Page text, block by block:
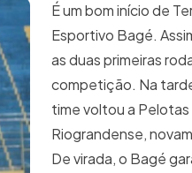
É um bom início de
Esportivo Bagé.
as duas primeiras
competição. Na
time voltou a
Riograndense,
De virada, o Bagé